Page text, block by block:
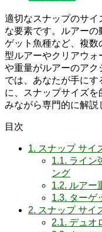
適切なスナップのサ
な要素です。ルアー
ゲット魚種など、複
型ルアーやクリアウォ
や重量がルアーのア
では、あなたが手に
に、スナップサイズ
みながら専門的に解説
目次
1. スナップ サイ
1.1. ライン
ング
1.2. ルアー
1.3. ターゲ
2. スナップ サイ
2.1. デュオ